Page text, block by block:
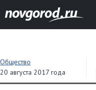
Общество
20 августа 2017 года